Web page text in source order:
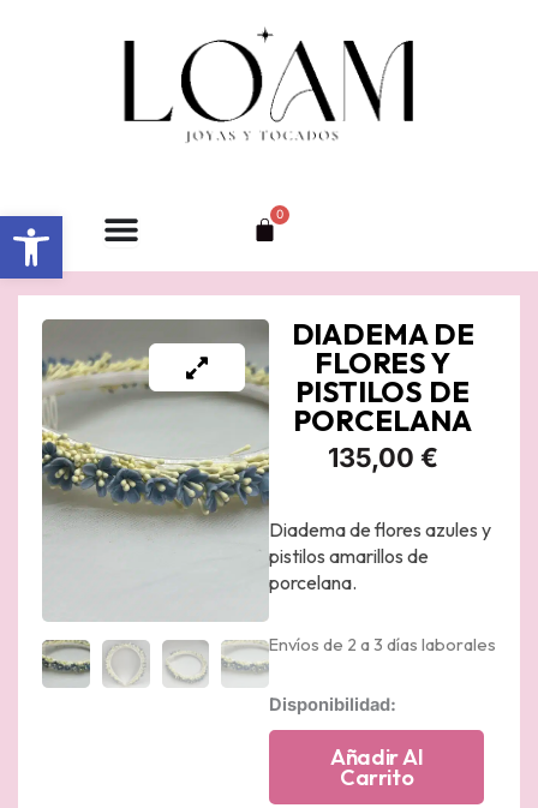
Abrir barra de herramientas 0
Carrito
DIADEMA DE
FLORES Y
PISTILOS DE
PORCELANA
135,00 €
Diadema de flores azules y
pistilos amarillos de
porcelana.
Envíos de 2 a 3 días laborales
Disponibilidad:
Diadema
pistilos
Añadir Al
Carrito